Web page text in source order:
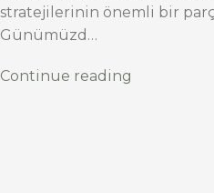
stratejilerinin önemli bir
Günümüzd…
Continue reading